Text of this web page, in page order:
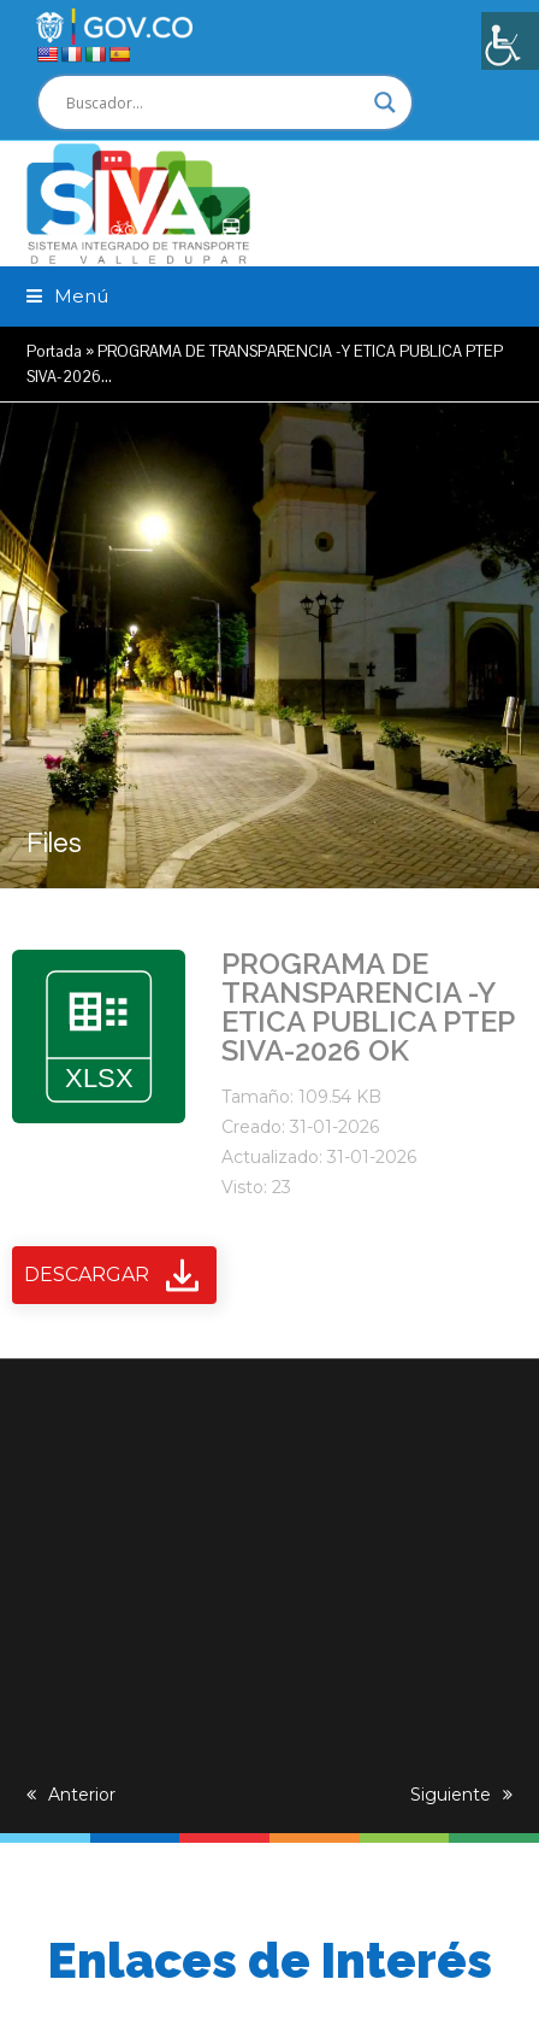
Menú
Portada »PROGRAMA DE TRANSPARENCIA -Y ETICA PUBLICA PTEP
SIVA-2026…
Files
PROGRAMA DE
TRANSPARENCIA -Y
ETICA PUBLICA PTEP
SIVA-2026 OK
Tamaño: 109.54 KB
Creado: 31-01-2026
Actualizado: 31-01-2026
Visto: 23
DESCARGAR
previous
Anterior
next
Siguiente
Enlaces de Interés